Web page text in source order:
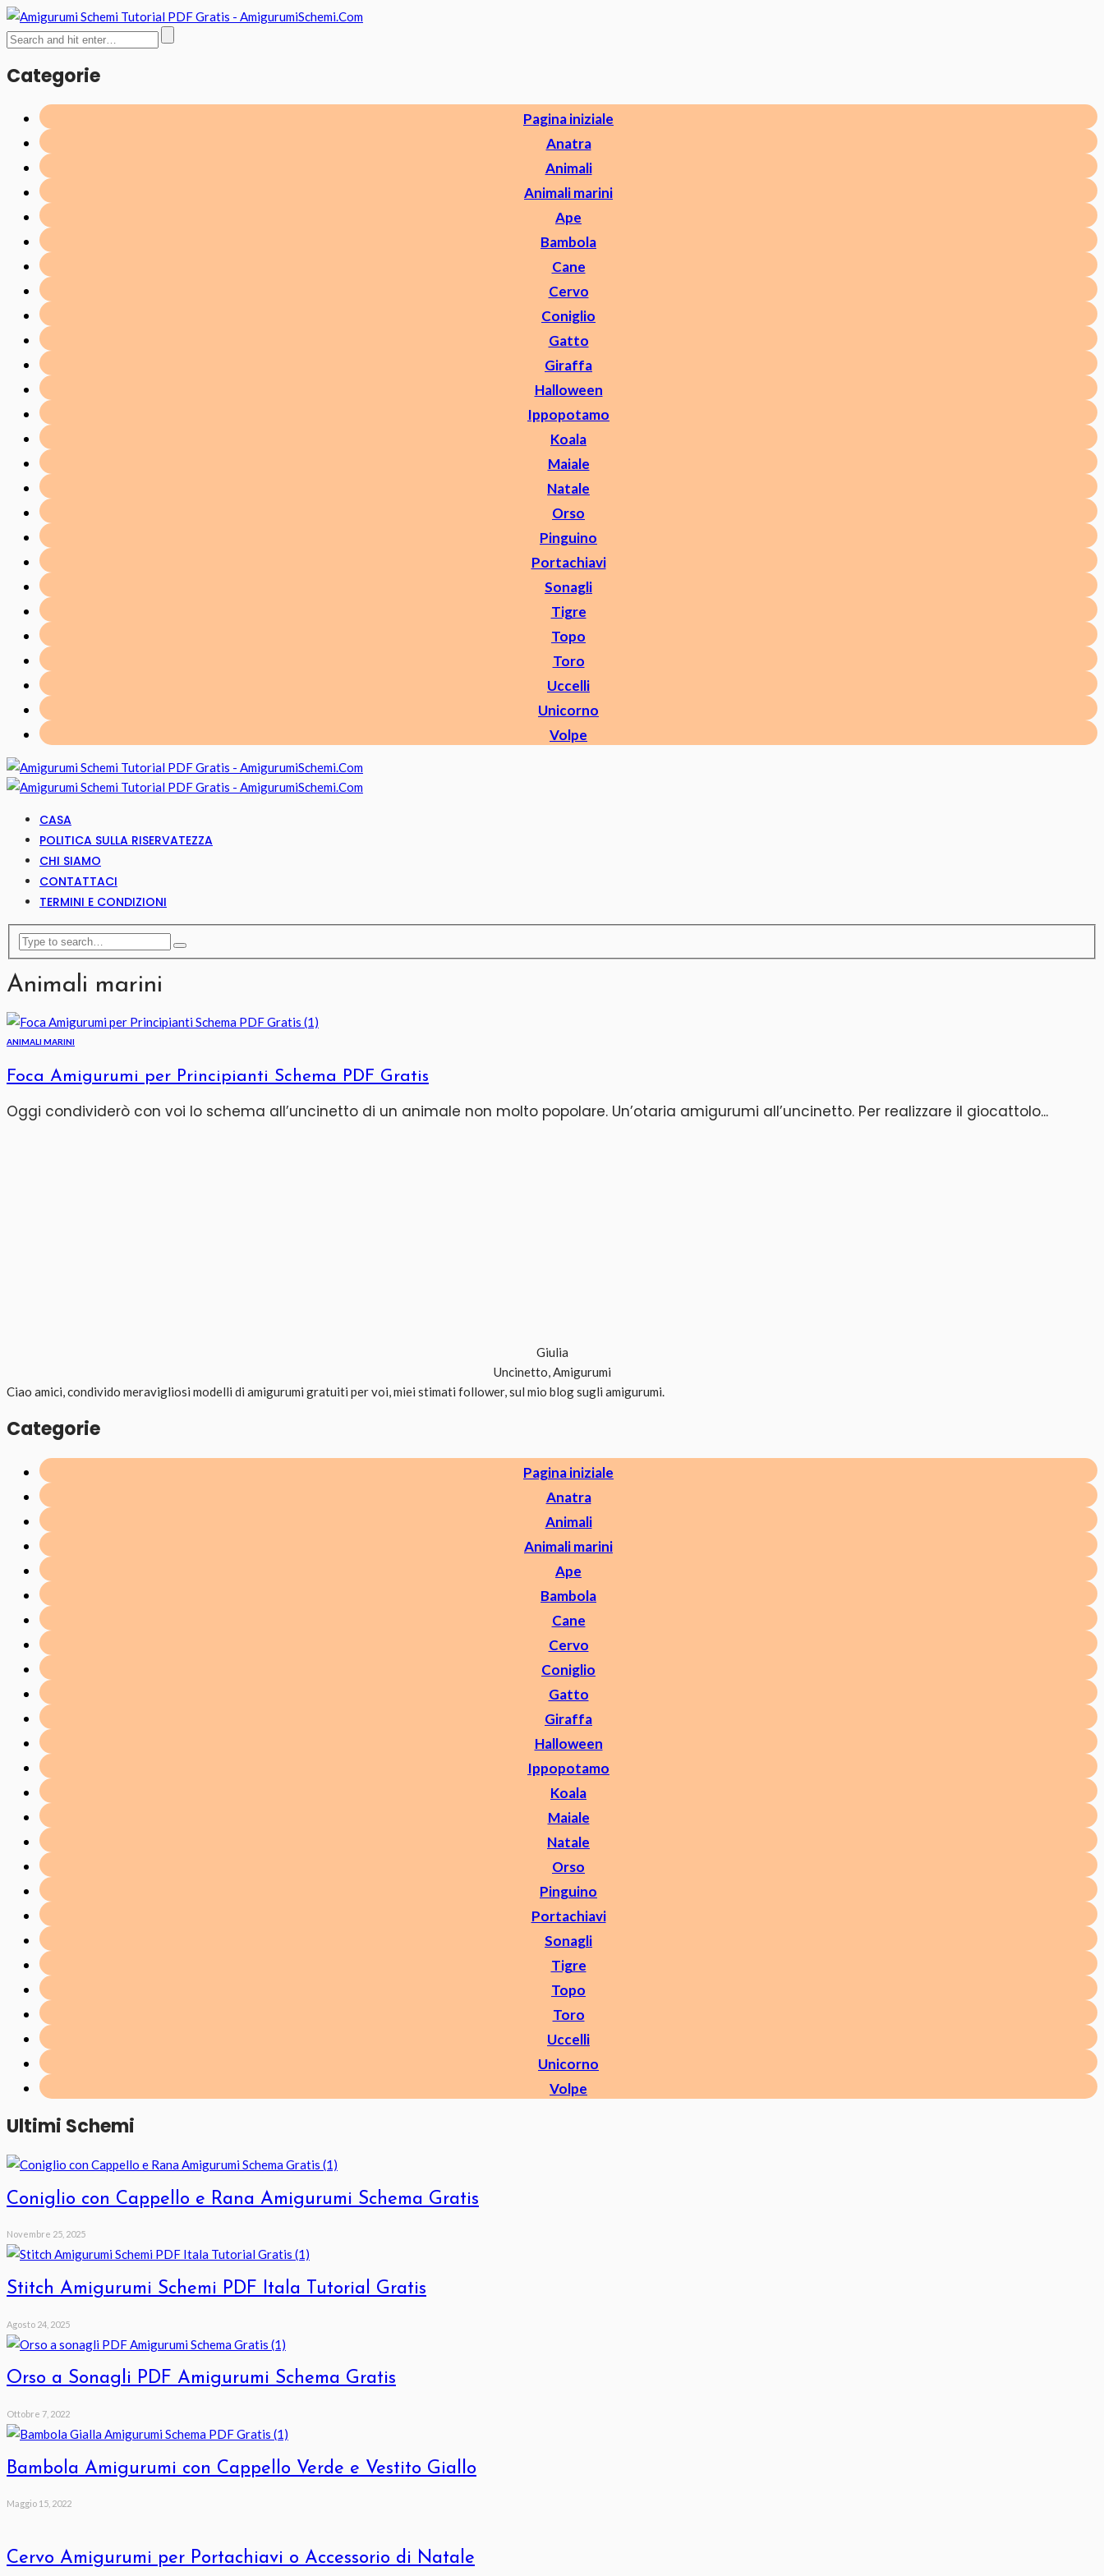
Categorie
Pagina iniziale
Anatra
Animali
Animali marini
Ape
Bambola
Cane
Cervo
Coniglio
Gatto
Giraffa
Halloween
Ippopotamo
Koala
Maiale
Natale
Orso
Pinguino
Portachiavi
Sonagli
Tigre
Topo
Toro
Uccelli
Unicorno
Volpe
CASA
POLITICA SULLA RISERVATEZZA
CHI SIAMO
CONTATTACI
TERMINI E CONDIZIONI
Animali marini
ANIMALI MARINI
Foca Amigurumi per Principianti Schema PDF Gratis
Oggi condividerò con voi lo schema all’uncinetto di un animale non molto popolare. Un’otaria amigurumi all’uncinetto. Per realizzare il giocattolo...
Giulia
Uncinetto, Amigurumi
Ciao amici, condivido meravigliosi modelli di amigurumi gratuiti per voi, miei stimati follower, sul mio blog sugli amigurumi.
Categorie
Pagina iniziale
Anatra
Animali
Animali marini
Ape
Bambola
Cane
Cervo
Coniglio
Gatto
Giraffa
Halloween
Ippopotamo
Koala
Maiale
Natale
Orso
Pinguino
Portachiavi
Sonagli
Tigre
Topo
Toro
Uccelli
Unicorno
Volpe
Ultimi Schemi
Coniglio con Cappello e Rana Amigurumi Schema Gratis
Novembre 25, 2025
Stitch Amigurumi Schemi PDF Itala Tutorial Gratis
Agosto 24, 2025
Orso a Sonagli PDF Amigurumi Schema Gratis
Ottobre 7, 2022
Bambola Amigurumi con Cappello Verde e Vestito Giallo
Maggio 15, 2022
Cervo Amigurumi per Portachiavi o Accessorio di Natale